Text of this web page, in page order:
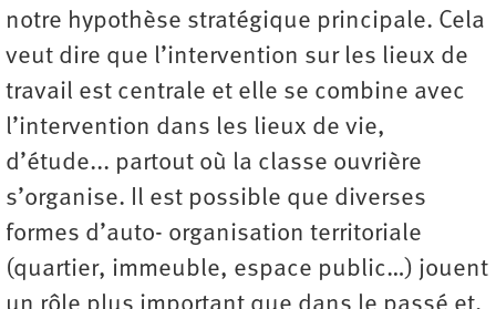
notre hypothèse stratégique principale. Cela
veut dire que l’intervention sur les lieux de
travail est centrale et elle se combine avec
l’intervention dans les lieux de vie,
d’étude... partout où la classe ouvrière
s’organise. Il est possible que diverses
formes d’auto- organisation territoriale
(quartier, immeuble, espace public…) jouent